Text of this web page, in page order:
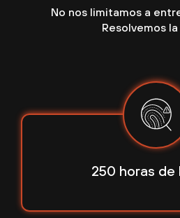
No nos limitamos a
Resolvemos
250 horas de